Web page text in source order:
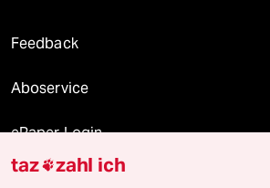
Feedback
Aboservice
ePaper Login
Downloads für Abonnierende
taz zahl ich